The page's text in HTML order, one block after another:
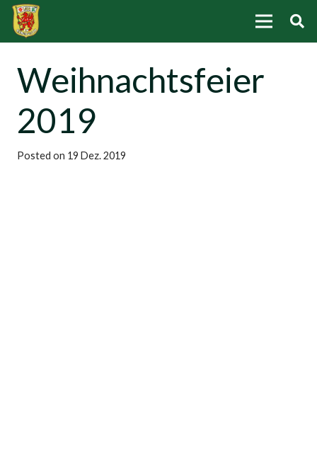
Weihnachtsfeier
2019
Posted on 19 Dez. 2019